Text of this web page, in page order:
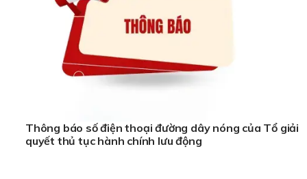
Thông báo số điện thoại đường dây nóng của Tổ giải
quyết thủ tục hành chính lưu động